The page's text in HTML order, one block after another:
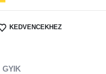
KEDVENCEKHEZ
GYIK